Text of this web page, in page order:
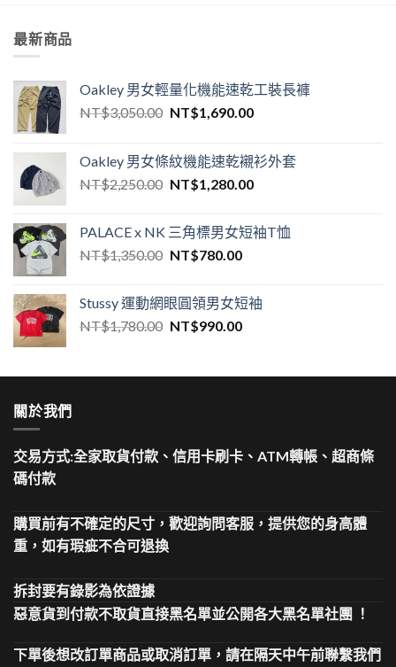
最新商品
Oakley 男女輕量化機能速乾工裝長褲
NT$3,050.00 NT$1,690.00
Oakley 男女條紋機能速乾襯衫外套
NT$2,250.00 NT$1,280.00
PALACE x NK 三角標男女短袖T恤
NT$1,350.00 NT$780.00
Stussy 運動網眼圓領男女短袖
NT$1,780.00 NT$990.00
關於我們
交易方式:全家取貨付款、信用卡刷卡、ATM轉帳、超商條
碼付款
購買前有不確定的尺寸，歡迎詢問客服，提供您的身高體
重，如有瑕疵不合可退換
拆封要有錄影為依證據
惡意貨到付款不取貨直接黑名單並公開各大黑名單社團 ！
下單後想改訂單商品或取消訂單，請在隔天中午前聯繫我們